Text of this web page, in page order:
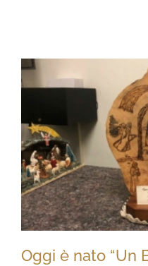
Oggi è nato “Un